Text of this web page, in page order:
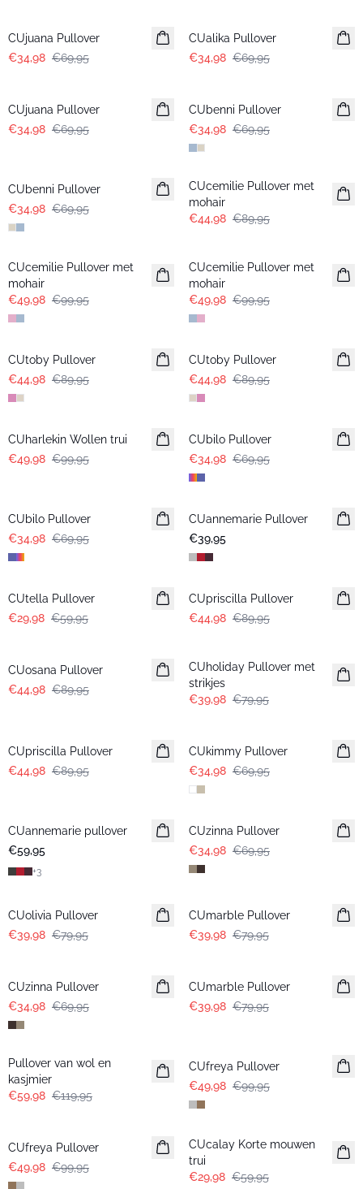
CUjuana Pullover
€34,98 €69,95
CUalika Pullover
€34,98 €69,95
CUjuana Pullover
€34,98 €69,95
CUbenni Pullover
€34,98 €69,95
CUbenni Pullover
€34,98 €69,95
-50%
CUcemilie Pullover met
mohair
€44,98 €89,95
CUcemilie Pullover met
mohair
€49,98 €99,95
CUcemilie Pullover met
mohair
€49,98 €99,95
-50%
CUtoby Pullover
€44,98 €89,95
-50%
CUtoby Pullover
€44,98 €89,95
-50%
CUharlekin Wollen trui
€49,98 €99,95
-50%
CUbilo Pullover
€34,98 €69,95
CUbilo Pullover
€34,98 €69,95
CUannemarie Pullover
€39,95
-50%
CUtella Pullover
€29,98 €59,95
-50%
CUpriscilla Pullover
€44,98 €89,95
CUosana Pullover
€44,98 €89,95
CUholiday Pullover met
strikjes
€39,98 €79,95
CUpriscilla Pullover
€44,98 €89,95
CUkimmy Pullover
€34,98 €69,95
CUannemarie pullover
€59,95
+3
-50%
CUzinna Pullover
€34,98 €69,95
CUolivia Pullover
€39,98 €79,95
CUmarble Pullover
€39,98 €79,95
CUzinna Pullover
€34,98 €69,95
CUmarble Pullover
€39,98 €79,95
-50%
Pullover van wol en
kasjmier
€59,98 €119,95
CUfreya Pullover
€49,98 €99,95
CUfreya Pullover
€49,98 €99,95
CUcalay Korte mouwen
trui
€29,98 €59,95